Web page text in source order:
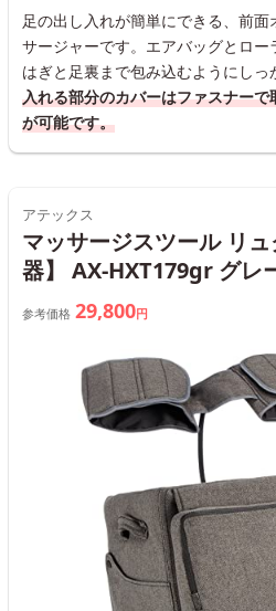
足の出し入れが簡単にできる、前
サージャーです。エアバッグとロ
はぎと足裏まで包み込むようにしっ
入れる部分のカバーはファスナー
が可能です。
アテックス
マッサージスツール リ
器】 AX-HXT179gr グレ
参考価格 29,800円